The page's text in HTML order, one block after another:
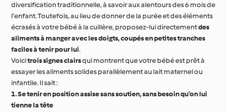
diversification traditionnelle, à savoir aux alentours des 6 mois de
l’enfant. Toutefois, au lieu de donner de la purée et des éléments
écrasés à votre bébé à la cuillère, proposez-lui directementdes
aliments à manger avec les doigts, coupés en petites tranches
faciles à tenir pour lui.
Voicitrois signes clairsqui montrent que votre bébé est prêt à
essayer les aliments solides parallèlement au lait maternel ou
infantile. Il sait :
1. Se tenir en position assise sans soutien, sans besoin qu’on lui
tienne la tête